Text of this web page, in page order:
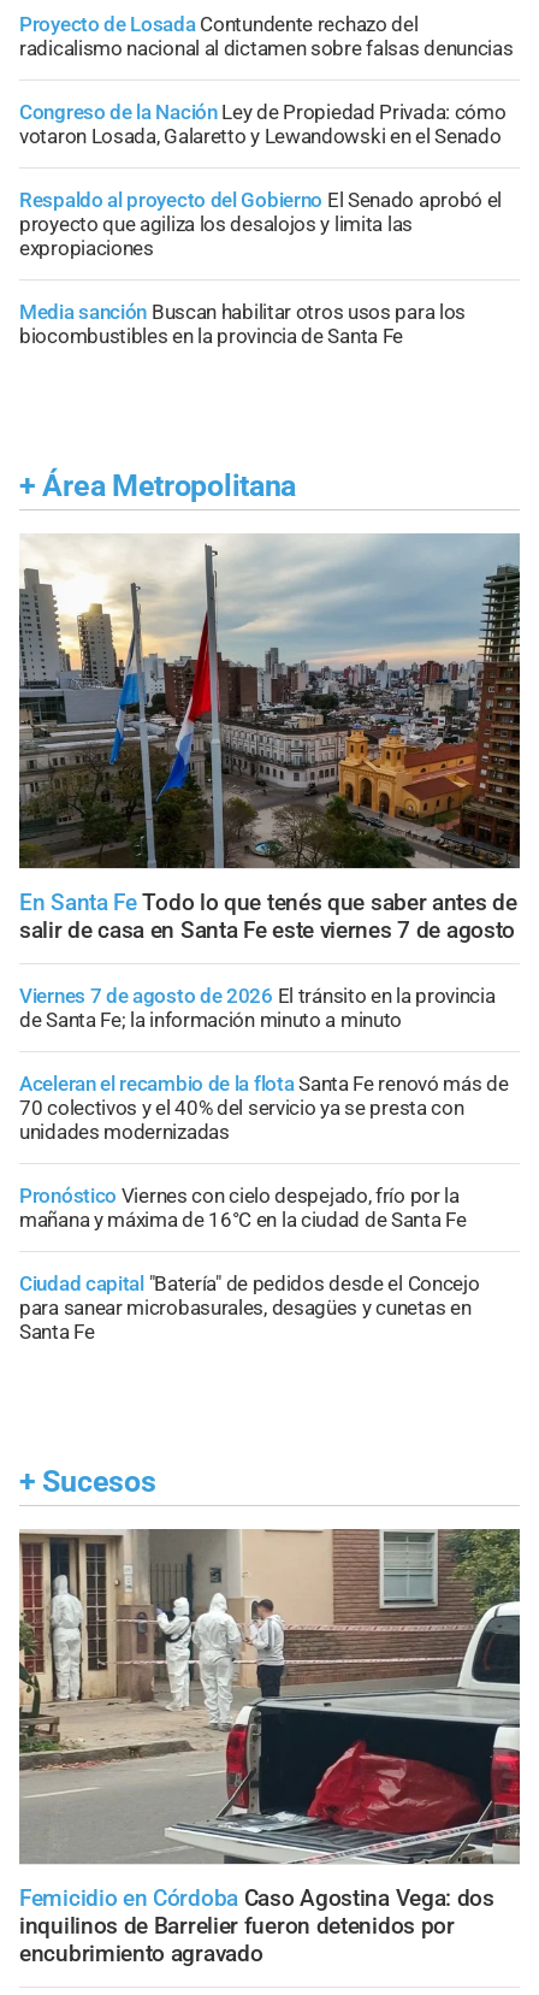
Proyecto de Losada Contundente rechazo del
radicalismo nacional al dictamen sobre falsas denuncias
Congreso de la Nación Ley de Propiedad Privada: cómo
votaron Losada, Galaretto y Lewandowski en el Senado
Respaldo al proyecto del Gobierno El Senado aprobó el
proyecto que agiliza los desalojos y limita las
expropiaciones
Media sanción Buscan habilitar otros usos para los
biocombustibles en la provincia de Santa Fe
+ Área Metropolitana
En Santa FeTodo lo que tenés que saber antes de
salir de casa en Santa Fe este viernes 7 de agosto
Viernes 7 de agosto de 2026 El tránsito en la provincia
de Santa Fe; la información minuto a minuto
Aceleran el recambio de la flotaSanta Fe renovó más de
70 colectivos y el 40% del servicio ya se presta con
unidades modernizadas
Pronóstico Viernes con cielo despejado, frío por la
mañana y máxima de 16°C en la ciudad de Santa Fe
Ciudad capital "Batería" de pedidos desde el Concejo
para sanear microbasurales, desagües y cunetas en
Santa Fe
+ Sucesos
Femicidio en Córdoba Caso Agostina Vega: dos
inquilinos de Barrelier fueron detenidos por
encubrimiento agravado